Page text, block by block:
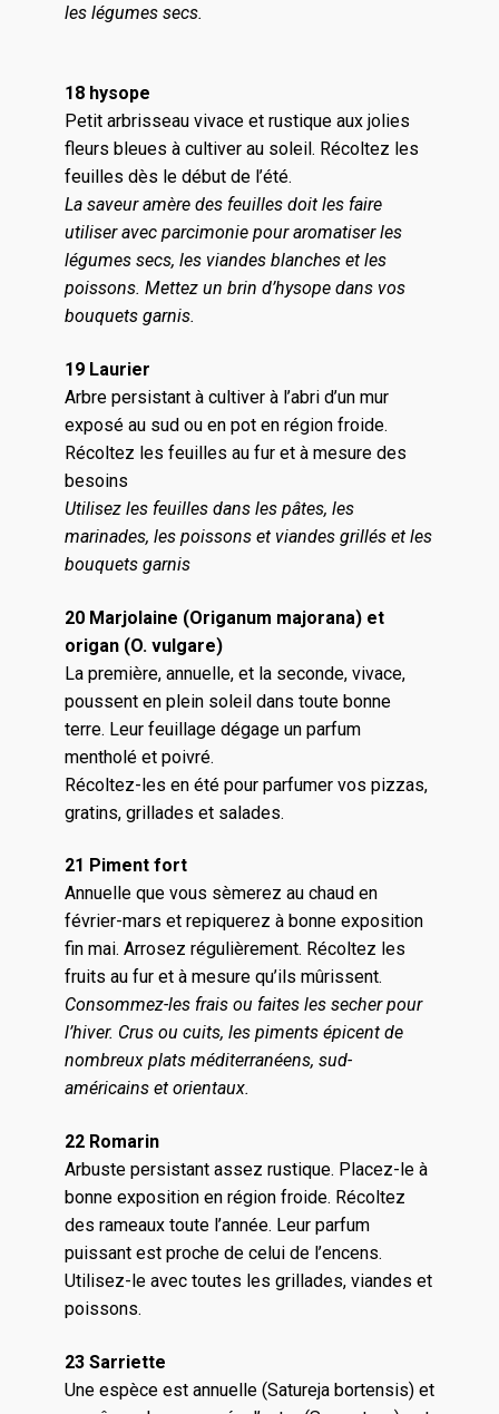
les légumes secs.
18 hysope
Petit arbrisseau vivace et rustique aux jolies
fleurs bleues à cultiver au soleil. Récoltez les
feuilles dès le début de l’été.
La saveur amère des feuilles doit les faire
utiliser avec parcimonie pour aromatiser les
légumes secs, les viandes blanches et les
poissons. Mettez un brin d’hysope dans vos
bouquets garnis.
19 Laurier
Arbre persistant à cultiver à l’abri d’un mur
exposé au sud ou en pot en région froide.
Récoltez les feuilles au fur et à mesure des
besoins
Utilisez les feuilles dans les pâtes, les
marinades, les poissons et viandes grillés et les
bouquets garnis
20 Marjolaine (Origanum majorana) et
origan (O. vulgare)
La première, annuelle, et la seconde, vivace,
poussent en plein soleil dans toute bonne
terre. Leur feuillage dégage un parfum
mentholé et poivré.
Récoltez-les en été pour parfumer vos pizzas,
gratins, grillades et salades.
21 Piment fort
Annuelle que vous sèmerez au chaud en
février-mars et repiquerez à bonne exposition
fin mai. Arrosez régulièrement. Récoltez les
fruits au fur et à mesure qu’ils mûrissent.
Consommez-les frais ou faites les secher pour
l’hiver. Crus ou cuits, les piments épicent de
nombreux plats méditerranéens, sud-
américains et orientaux.
22 Romarin
Arbuste persistant assez rustique. Placez-le à
bonne exposition en région froide. Récoltez
des rameaux toute l’année. Leur parfum
puissant est proche de celui de l’encens.
Utilisez-le avec toutes les grillades, viandes et
poissons.
23 Sarriette
Une espèce est annuelle (Satureja bortensis) et